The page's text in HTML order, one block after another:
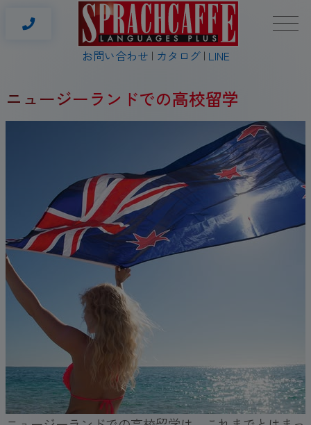
お問い合わせ カタログ LINE
ニュージーランドでの高校留学